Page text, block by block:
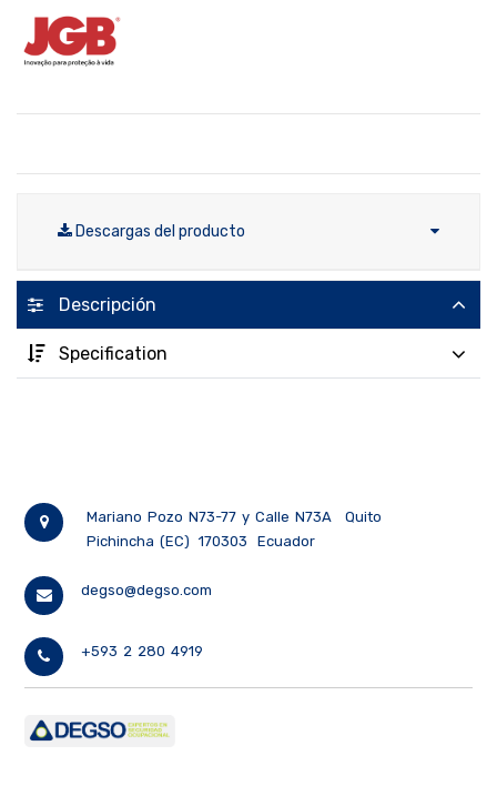
Descargas del producto
Descripción
Specification
Mariano Pozo N73-77 y Calle N73A
Quito
Pichincha (EC)
170303 Ecuador
degso@degso.com
+593 2 280 4919